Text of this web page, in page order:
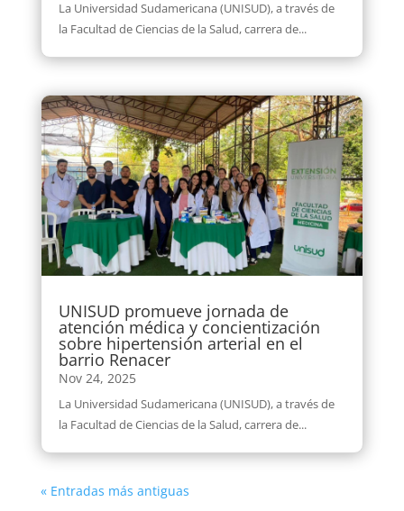
La Universidad Sudamericana (UNISUD), a través de
la Facultad de Ciencias de la Salud, carrera de...
UNISUD promueve jornada de
atención médica y concientización
sobre hipertensión arterial en el
barrio Renacer
Nov 24, 2025
La Universidad Sudamericana (UNISUD), a través de
la Facultad de Ciencias de la Salud, carrera de...
« Entradas más antiguas